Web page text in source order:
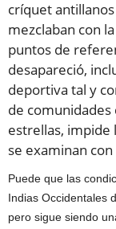
críquet
mezclaban con
puntos de
desapareció,
deportiva tal y
de
estrellas, impide
se examinan
Puede que las
Indias Occidentales
pero sigue siendo